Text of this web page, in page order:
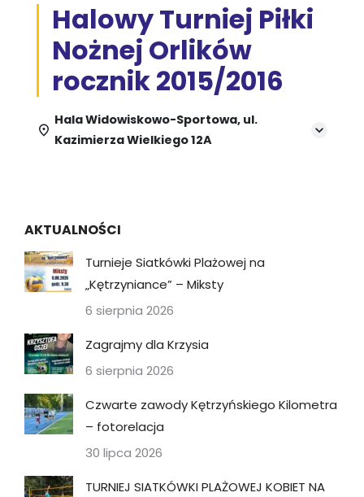
Halowy Turniej Piłki
Nożnej Orlików
rocznik 2015/2016
Hala Widowiskowo-Sportowa, ul.
Kazimierza Wielkiego 12A
AKTUALNOŚCI
Turnieje Siatkówki Plażowej na
„Kętrzyniance” – Miksty
6 sierpnia 2026
Zagrajmy dla Krzysia
6 sierpnia 2026
Czwarte zawody Kętrzyńskiego Kilometra
– fotorelacja
30 lipca 2026
TURNIEJ SIATKÓWKI PLAŻOWEJ KOBIET NA